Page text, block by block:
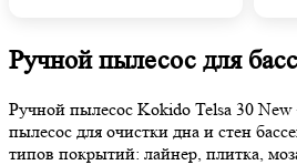
Ручной пылесос для
Ручной пылесос Kokido Telsa 30
пылесос для очистки дна и стен
типов покрытий: лайнер, плитка,